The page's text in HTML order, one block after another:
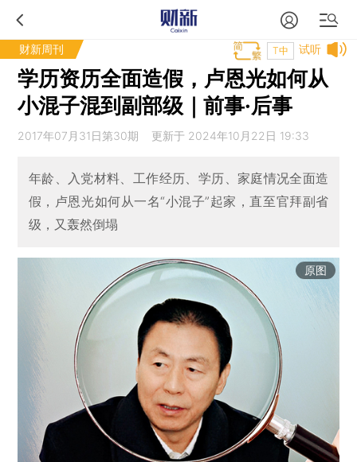
财新周刊 试听
T中
学历资历全面造假，卢恩光如何从
小混子混到副部级｜前事·后事
2017年07月31日第30期 更新于 2024年10月22日 19:33
年龄、入党材料、工作经历、学历、家庭情况全面造
假，卢恩光如何从一名“小混子”起家，直至官拜副省
级，又轰然倒塌
原图